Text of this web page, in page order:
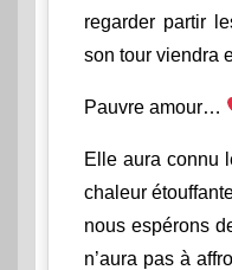
regarder partir
son tour viendra
Pauvre amour…
Elle aura connu
chaleur
nous espérons
n’aura pas à